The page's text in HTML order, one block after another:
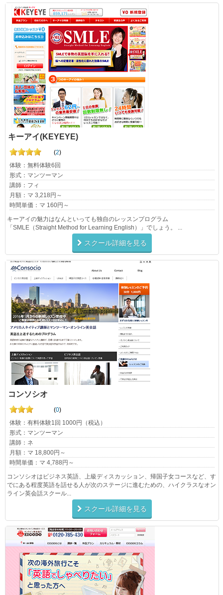
キーアイ(KEYEYE)
(2)
体験：無料体験6回
形式：マンツーマン
講師：フィ
月額：マ 3,218円～
時間単価：マ 160円～
キーアイの魅力はなんといっても独自のレッスンプログラム
「SMLE（Straight Method for Learning English）」でしょう。 ...
スクール詳細を見る
コンソシオ
(0)
体験：有料体験1回 1000円（税込）
形式：マンツーマン
講師：ネ
月額：マ 18,800円～
時間単価：マ 4,788円～
コンソシオはビジネス英語、上級ディスカッション、帰国子女コースなど、す
でにある程度英語を話せる人が次のステージに進むための、ハイクラスなオン
ライン英会話スクール...
スクール詳細を見る